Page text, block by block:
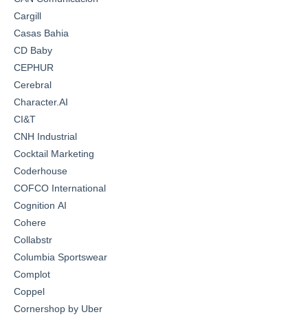
Cargill
Casas Bahia
CD Baby
CEPHUR
Cerebral
Character.AI
CI&T
CNH Industrial
Cocktail Marketing
Coderhouse
COFCO International
Cognition AI
Cohere
Collabstr
Columbia Sportswear
Complot
Coppel
Cornershop by Uber